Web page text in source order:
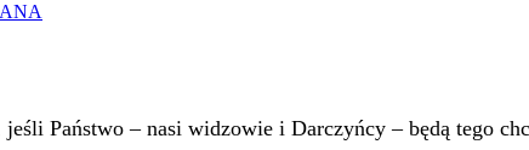
Państwo – nasi widzowie i Darczyńcy – będą tego